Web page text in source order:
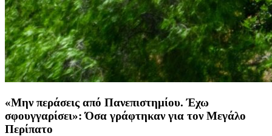
«Μην περάσεις από Πανεπιστημίου. Έχω
σφουγγαρίσει»: Όσα γράφτηκαν για τον Μεγάλο
Περίπατο